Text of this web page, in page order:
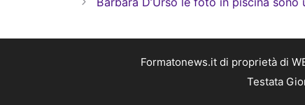
Formatonews.it di proprietà di
Testata